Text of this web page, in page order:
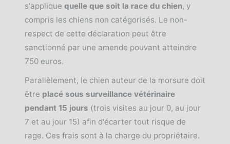
s'applique quelle que soit la race du chien, y
compris les chiens non catégorisés. Le non-
respect de cette déclaration peut être
sanctionné par une amende pouvant atteindre
750 euros.
Parallèlement, le chien auteur de la morsure doit
être placé sous surveillance vétérinaire
pendant 15 jours (trois visites au jour 0, au jour
7 et au jour 15) afin d'écarter tout risque de
rage. Ces frais sont à la charge du propriétaire.